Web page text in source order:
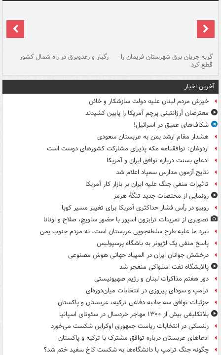
گربه جریان برق شهرستان فریمان را
قطع کرد
رگبار و رعدوبرق در راه شمال کشور
آخرین اخبار
خیزش مردم لبنان علیه دولت سازشکار و خائن
معترضان آرژانتینی پرچم آمریکا را پایین کشیدند
شکاف‌های عمیق در اسرائیل!
هشدار مقام ارشد یمن به عربستان سعودی
اردوغان: توافقنامه مکه پذیرای مشارکت کشورهای دوست است
ادعای بسنت درباره توافق ایران و آمریکا
نتایج آزمون مدارس سمپاد اعلام شد
تاثیرات منفی جنگ علیه ایران بر بازار کار آمریکا
رونمایی از مختصات جدید تنگۀ هرمز
روبیو در رأس فشار حداکثری آمریکا برای تغییر مسیر کوبا
تصویری از تمرینات ترابزون اسپور با حضور ساویچ، صلاح و اونانا
نبرد ما علیه طرح سلطه‌جویی عربستان است، نه مردم جنوب یمن
پاسخ منفی یک لژیونر به باشگاه پرسپولیس
درخشش جوانان ایران در المپیاد جهانی هوش مصنوعی
پالایشگاه نفت اسلواکی منفجر شد
دور هفتم مذاکرات لبنان و رژیم صهیونیستی
ترامپ و سودای پیروزی در انتخابات میان‌دوره‌ای
جزئیات توافق سه جانبه دفاعی ترکیه، عربستان و پاکستان
بلاتکلیفی بیش از ۱۳۰۰ مهاجر خردسال در سئوتای اسپانیا
زلنسکی در انتخابات ریاست جمهوری اوکراین شکست می‌خورد
ادعاهای عربستان درباره توافق مشترک با ترکیه و پاکستان
چگونه جنگ ترامپ با دانشگاه‌ها به شکست کاخ سفید ختم شد؟